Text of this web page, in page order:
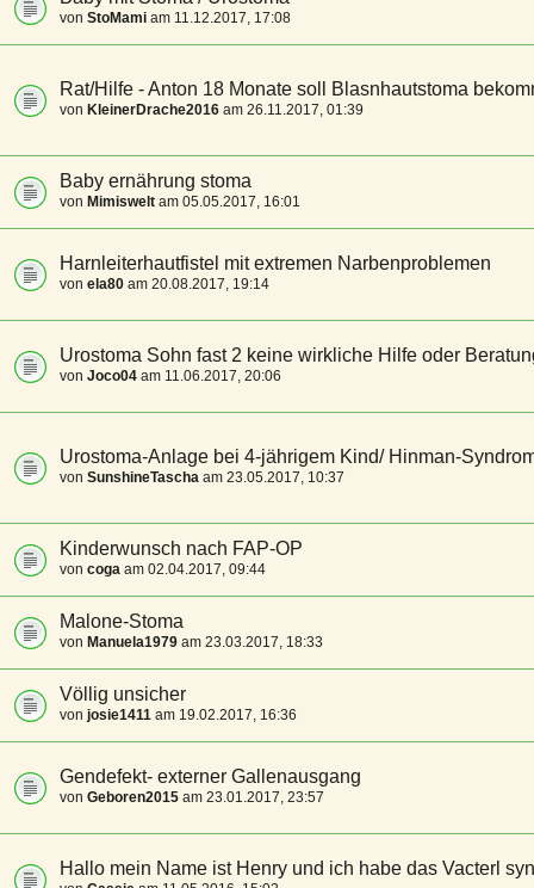
von StoMami am 11.12.2017, 17:08
Rat/Hilfe - Anton 18 Monate soll Blasnhautstoma
von KleinerDrache2016 am 26.11.2017, 01:39
Baby ernährung stoma
von Mimiswelt am 05.05.2017, 16:01
Harnleiterhautfistel mit extremen Narbenproblemen
von ela80 am 20.08.2017, 19:14
Urostoma Sohn fast 2 keine wirkliche Hilfe oder
von Joco04 am 11.06.2017, 20:06
Urostoma-Anlage bei 4-jährigem Kind/ Hinman-
von SunshineTascha am 23.05.2017, 10:37
Kinderwunsch nach FAP-OP
von coga am 02.04.2017, 09:44
Malone-Stoma
von Manuela1979 am 23.03.2017, 18:33
Völlig unsicher
von josie1411 am 19.02.2017, 16:36
Gendefekt- externer Gallenausgang
von Geboren2015 am 23.01.2017, 23:57
Hallo mein Name ist Henry und ich habe das Vacterl